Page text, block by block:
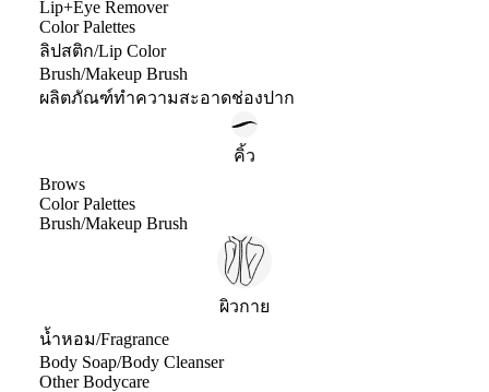
Lip+Eye Remover
Color Palettes
ลิปสติก/Lip Color
Brush/Makeup Brush
ผลิตภัณฑ์ทำความสะอาดช่องปาก
คิ้ว
Brows
Color Palettes
Brush/Makeup Brush
ผิวกาย
น้ำหอม/Fragrance
Body Soap/Body Cleanser
Other Bodycare